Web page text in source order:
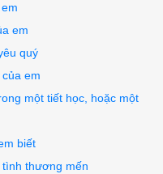
em
quý
em
một tiết học, hoặc một
biết
thương mến